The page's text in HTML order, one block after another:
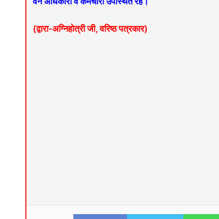
(द्वारा-अग्निहोत्री जी, वरिष्ठ पत्रकार)
Facebook Twitter